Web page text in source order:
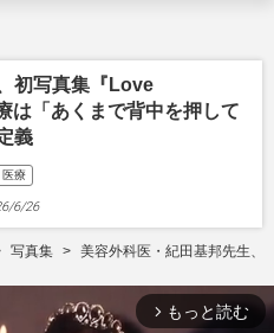
初写真集『Love
は「あくまで背中を押して
義
医療
6/26
写真集 美容外科医・紀田基邦先生、
arrow_forward_ios もっと読む